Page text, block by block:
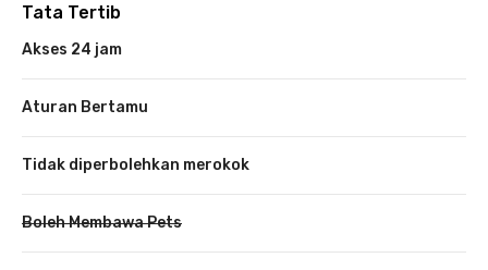
Tata Tertib
Akses 24 jam
Aturan Bertamu
Tidak diperbolehkan merokok
Boleh Membawa Pets